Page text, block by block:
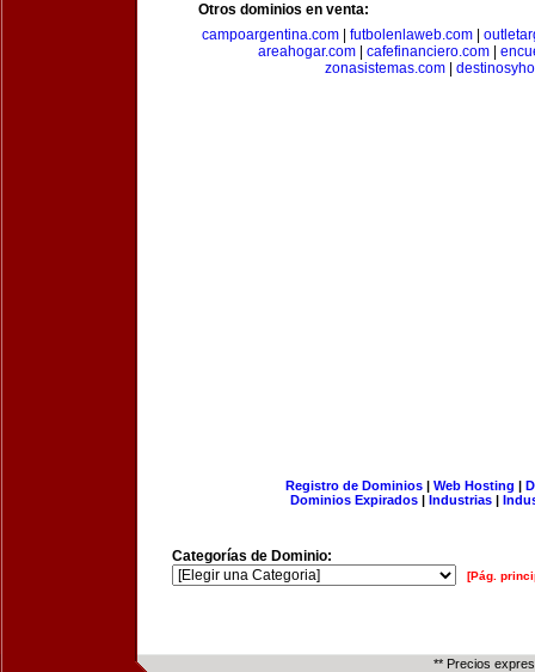
Otros dominios en venta:
campoargentina.com| futbolenlaweb.com|
areahogar.com| cafefinanciero.com|
zonasistemas.com
Registro de Dominios| Web Hosting |
Dominios Expirados | Industrias |
Categorías de Dominio:
[Pág.
** Precios